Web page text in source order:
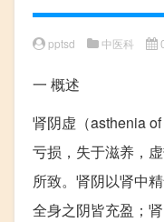
pptsd 中医科
一 概述
肾阴虚（asthenia
亏损，失于滋养，
所致。肾阴以肾中
全身之阴皆充盈；